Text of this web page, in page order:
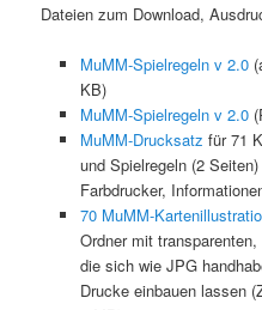
Dateien zum Download,
MuMM-Spielregeln v 2.0
KB)
MuMM-Spielregeln v 2.0
MuMM-Drucksatz für 71
und Spielregeln (2
Farbdrucker,
70 MuMM-
Ordner mit
die sich wie JPG
Drucke einbauen lassen